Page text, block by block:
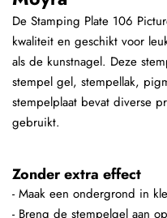
De Stamping Plate 106
kwaliteit en geschikt voor
als de kunstnagel. Deze
stempel gel, stempellak,
stempelplaat bevat diverse
gebruikt.
Zonder extra effect
- Maak een ondergrond in
- Breng de stempelgel aan